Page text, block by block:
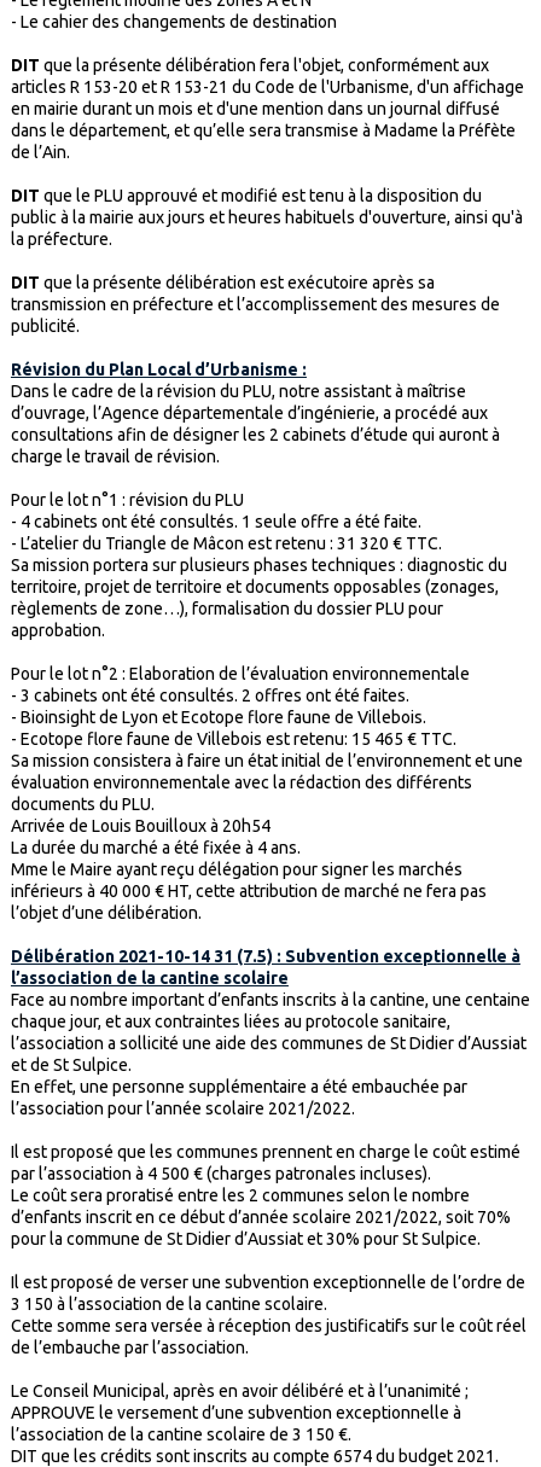
- Le cahier des changements de destination
DIT que la présente délibération fera l'objet, conformément aux
articles R 153-20 et R 153-21 du Code de l'Urbanisme, d'un affichage
en mairie durant un mois et d'une mention dans un journal diffusé
dans le département, et qu’elle sera transmise à Madame la Préfète
de l’Ain.
DIT que le PLU approuvé et modifié est tenu à la disposition du
public à la mairie aux jours et heures habituels d'ouverture, ainsi qu'à
la préfecture.
DIT que la présente délibération est exécutoire après sa
transmission en préfecture et l’accomplissement des mesures de
publicité.
Révision du Plan Local d’Urbanisme :
Dans le cadre de la révision du PLU, notre assistant à maîtrise
d’ouvrage, l’Agence départementale d’ingénierie, a procédé aux
consultations afin de désigner les 2 cabinets d’étude qui auront à
charge le travail de révision.
Pour le lot n°1 : révision du PLU
- 4 cabinets ont été consultés. 1 seule offre a été faite.
- L’atelier du Triangle de Mâcon est retenu : 31 320 € TTC.
Sa mission portera sur plusieurs phases techniques : diagnostic du
territoire, projet de territoire et documents opposables (zonages,
règlements de zone…), formalisation du dossier PLU pour
approbation.
Pour le lot n°2 : Elaboration de l’évaluation environnementale
- 3 cabinets ont été consultés. 2 offres ont été faites.
- Bioinsight de Lyon et Ecotope flore faune de Villebois.
- Ecotope flore faune de Villebois est retenu: 15 465 € TTC.
Sa mission consistera à faire un état initial de l’environnement et une
évaluation environnementale avec la rédaction des différents
documents du PLU.
Arrivée de Louis Bouilloux à 20h54
La durée du marché a été fixée à 4 ans.
Mme le Maire ayant reçu délégation pour signer les marchés
inférieurs à 40 000 € HT, cette attribution de marché ne fera pas
l’objet d’une délibération.
Délibération 2021-10-14 31 (7.5) : Subvention exceptionnelle à
l’association de la cantine scolaire
Face au nombre important d’enfants inscrits à la cantine, une centaine
chaque jour, et aux contraintes liées au protocole sanitaire,
l’association a sollicité une aide des communes de St Didier d’Aussiat
et de St Sulpice.
En effet, une personne supplémentaire a été embauchée par
l’association pour l’année scolaire 2021/2022.
Il est proposé que les communes prennent en charge le coût estimé
par l’association à 4 500 € (charges patronales incluses).
Le coût sera proratisé entre les 2 communes selon le nombre
d’enfants inscrit en ce début d’année scolaire 2021/2022, soit 70%
pour la commune de St Didier d’Aussiat et 30% pour St Sulpice.
Il est proposé de verser une subvention exceptionnelle de l’ordre de
3 150 à l’association de la cantine scolaire.
Cette somme sera versée à réception des justificatifs sur le coût réel
de l’embauche par l’association.
Le Conseil Municipal, après en avoir délibéré et à l’unanimité ;
APPROUVE le versement d’une subvention exceptionnelle à
l’association de la cantine scolaire de 3 150 €.
DIT que les crédits sont inscrits au compte 6574 du budget 2021.